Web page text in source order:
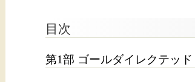
目次
第1部 ゴールダイレクテッ